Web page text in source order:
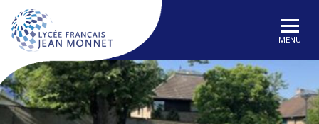
MENU